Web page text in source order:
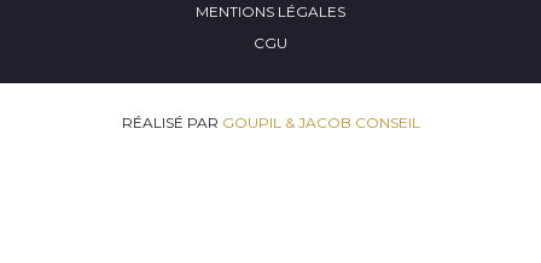
MENTIONS LÉGALES
CGU
RÉALISÉ PAR GOUPIL & JACOB CONSEIL